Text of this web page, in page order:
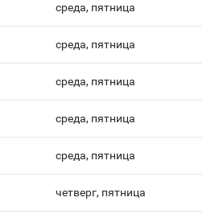
среда, пятница
среда, пятница
среда, пятница
среда, пятница
среда, пятница
четверг, пятница